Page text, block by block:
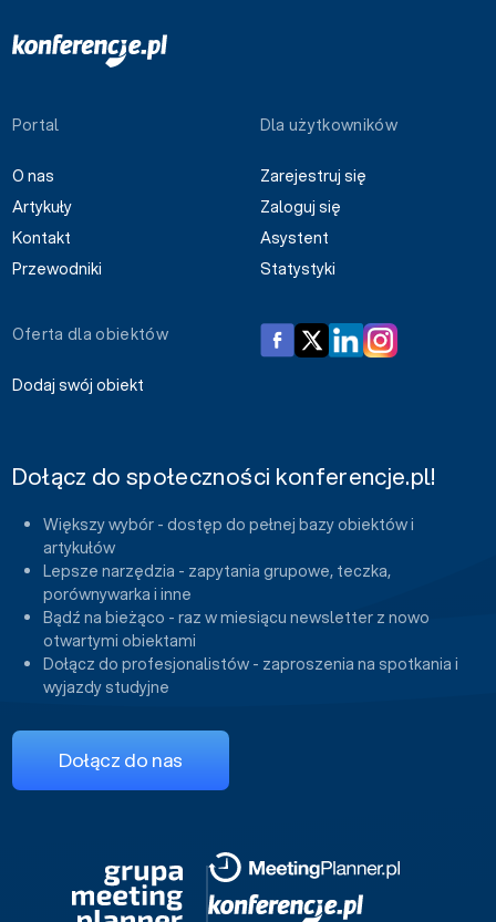
Portal
O nas
Artykuły
Kontakt
Przewodniki
Dla użytkowników
Zarejestruj się
Zaloguj się
Asystent
Statystyki
Oferta dla obiektów
Dodaj swój obiekt
Dołącz do społeczności konferencje.pl!
Większy wybór - dostęp do pełnej bazy obiektów i
artykułów
Lepsze narzędzia - zapytania grupowe, teczka,
porównywarka i inne
Bądź na bieżąco - raz w miesiącu newsletter z nowo
otwartymi obiektami
Dołącz do profesjonalistów - zaproszenia na spotkania i
wyjazdy studyjne
Dołącz do nas